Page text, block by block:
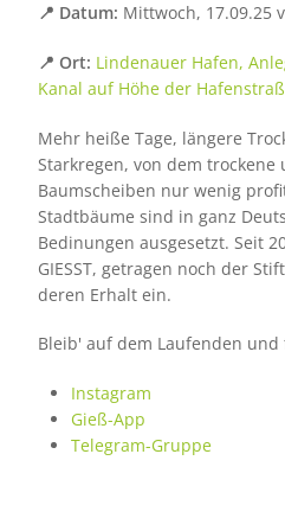
📍 Datum: Mittwoch, 17.09.25
📍 Ort: Lindenauer Hafen,
Kanal auf Höhe der
Mehr heiße Tage, längere
Starkregen, von dem trockene
Baumscheiben nur wenig
Stadtbäume sind in ganz
Bedinungen ausgesetzt. Seit
GIESST, getragen noch der
deren Erhalt ein.
Bleib' auf dem Laufenden
Instagram
Gieß-App
Telegram-Gruppe